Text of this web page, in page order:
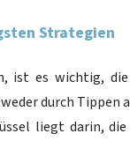
Strategien
ist es wichtig,
durch Tippen
liegt darin,